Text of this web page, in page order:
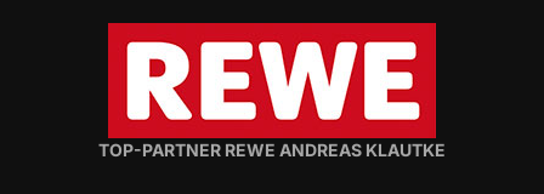
TOP-PARTNER REWE ANDREAS KLAUTKE